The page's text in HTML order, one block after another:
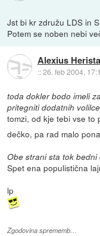
Jst bi kr združu LDS in
Potem se noben nebi
Alexius
::26. feb 2004,
toda dokler bodo imeli
pritegniti dodatnih
tomzi, od kje tebi vse to
dečko, pa rad malo
Obe strani sta tok bedni
Spet ena populistična
lp
Zgodovina sprememb…